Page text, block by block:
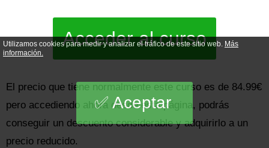
Acceder al curso
El precio que tiene normalmente este curso es de 84.99€
pero accediendo ahora desde esta página, podrás
conseguir un descuento considerable y adquirirlo a un
precio reducido.
Utilizamos cookies para medir y analizar el tráfico de este sitio web. Más
información.
Aceptar